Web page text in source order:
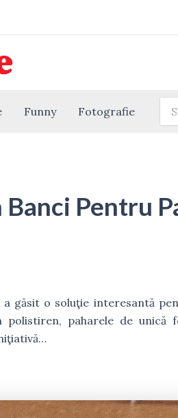
Funny Fotografie
Pentru
găsit o soluţie interesantă
paharele de unică